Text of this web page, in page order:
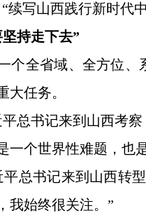
“续写山西践行新时代
持走下去”
个全省域、全方位
大任务。
平总书记来到山西考
一个世界性难题，也
平总书记来到山西转
我始终很关注。”